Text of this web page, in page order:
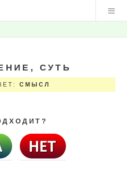
СУТЬ
СМЫСЛ